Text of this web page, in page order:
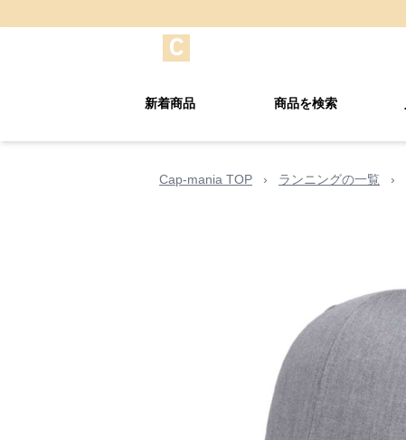
新着商品 商品を検索
Cap-mania TOP › ランニングの一覧 ›